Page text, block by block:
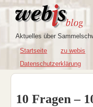
Aktuelles über
Startseite
zu webis
Datenschutzerklärung
10 Fragen –